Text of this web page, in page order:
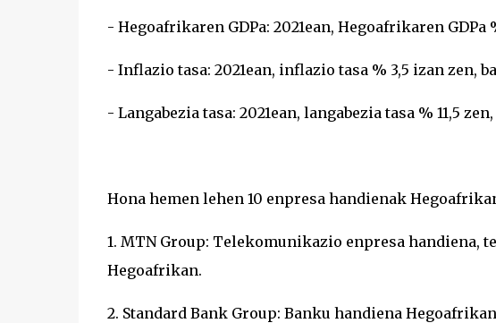
- Hegoafrikaren GDPa: 2021ean, Hegoafrikaren GDPa
- Inflazio tasa: 2021ean, inflazio tasa % 3,5 izan zen,
- Langabezia tasa: 2021ean, langabezia tasa % 11,5
Hona hemen lehen 10 enpresa handienak
1. MTN Group: Telekomunikazio enpresa
Hegoafrikan.
2. Standard Bank Group: Banku handiena